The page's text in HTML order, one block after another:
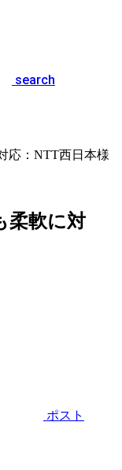
search
応：NTT西日本様
柔軟に対
ポスト